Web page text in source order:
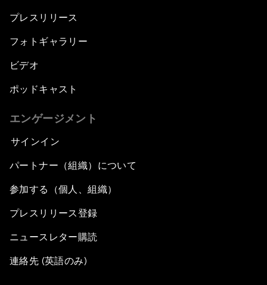
プレスリリース
フォトギャラリー
ビデオ
ポッドキャスト
エンゲージメント
サインイン
パートナー（組織）について
参加する（個人、組織）
プレスリリース登録
ニュースレター購読
連絡先 (英語のみ)